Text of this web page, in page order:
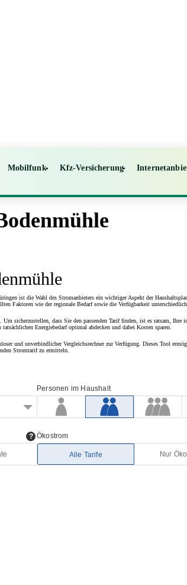
Mobilfunk Kfz-Versicherung
ist die Wahl des Stromanbieters ein wichtiger Aspekt der
Faktoren wie der regionale Bedarf sowie die Verfügbarkeit
sicherzustellen, dass Sie den passenden Tarif finden, ist es ratsam,
Energiebedarf optimal abdecken und dabei Kosten sparen.
und unverbindlicher Vergleichsrechner zur Verfügung. Dieses Tool
Stromtarif zu ermitteln.